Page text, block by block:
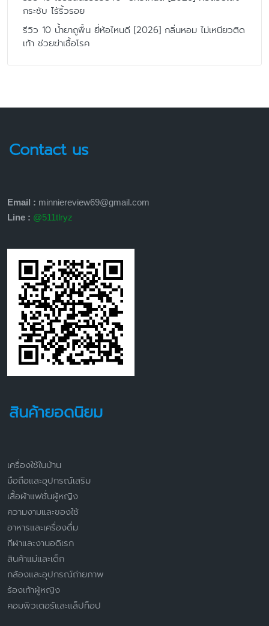
กระชับ ไร้ริ้วรอย
รีวิว 10 น้ำยาถูพื้น ยี่ห้อไหนดี [2026] กลิ่นหอม ไม่เหนียวติด
เท้า ช่วยฆ่าเชื้อโรค
Contact us
Email : minniereview69@gmail.com
Line : @511tlryz
สินค้ายอดนิยม
เครื่องใช้ในบ้าน
มือถือและอุปกรณ์เสริม
เสื้อผ้าแฟชั่นผู้หญิง
ความงามและของใช้
อาหารและเครื่องดื่ม
กีฬาและงานอดิเรก
สินค้าแม่และเด็ก
กล้องและอุปกรณ์ถ่ายภาพ
ร้องเท้าผู้หญิง
คอมพิวเตอร์และแล็ปท็อป